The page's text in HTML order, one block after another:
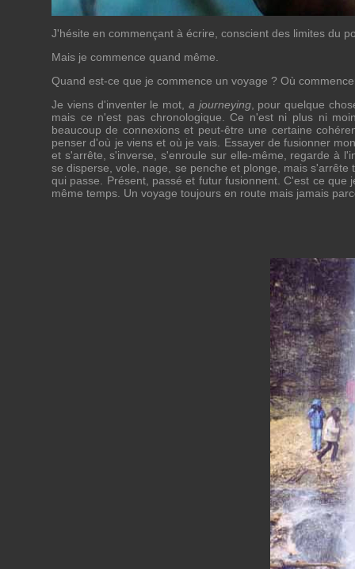
J'hésite en commençant à écrire, conscient des limites du
Mais je commence quand même.
Quand est-ce que je commence un voyage ? Où
Je viens d'inventer le mot, a journeying, pour quelque
mais ce n'est pas chronologique. Ce n'est ni plus ni
beaucoup de connexions et peut-être une certaine
penser d'où je viens et où je vais. Essayer de fusionner
et s'arrête, s'inverse, s'enroule sur elle-même, regarde à
se disperse, vole, nage, se penche et plonge, mais
qui passe. Présent, passé et futur fusionnent. C'est ce que
même temps. Un voyage toujours en route mais jamais